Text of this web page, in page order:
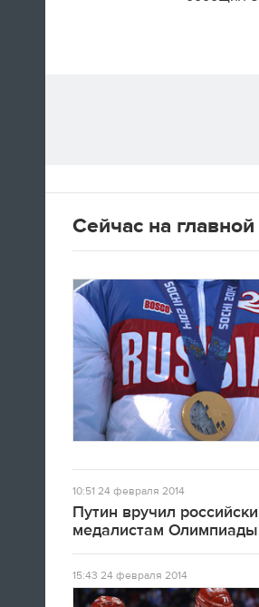
Сейчас на главной
10:51 24 февраля 2014
Путин вручил
медалистам
15:43 24 февраля 2014